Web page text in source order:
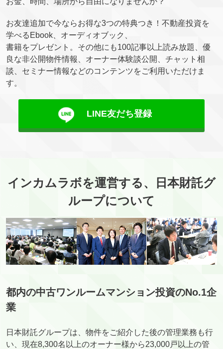
お友達追加で今ならお得な3つの特典つき！不動産投資を
学べるEbook、オーディオブック、
書籍をプレゼント。その他にも100記事以上読み放題、優
良な非公開物件情報、オーナー体験談公開、チャット相
談、セミナー情報などのコンテンツをご利用いただけま
す。
LINE友だち登録
インカムラボを運営する、日本財託グ
ループについて
都内の中古ワンルームマンション投資のNo.1企
業
日本財託グループは、物件をご紹介した後の管理業務も行
い、現在8,300名以上のオーナー様から23,000戸以上の管